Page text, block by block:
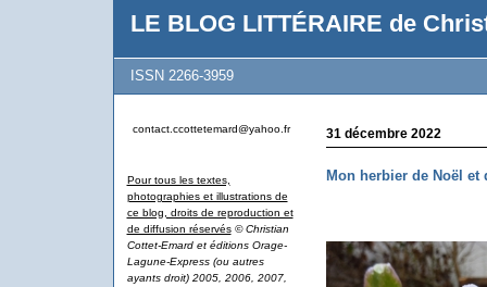
LE BLOG LITTÉRAIRE de
ISSN 2266-3959
contact.ccottetemard@yahoo.fr
Pour tous les textes,
photographies et illustrations de
ce blog, droits de reproduction et
de diffusion réservés © Christian
Cottet-Emard et éditions Orage-
Lagune-Express (ou autres
ayants droit) 2005, 2006, 2007,
31 décembre 2022
Mon herbier de Noël et